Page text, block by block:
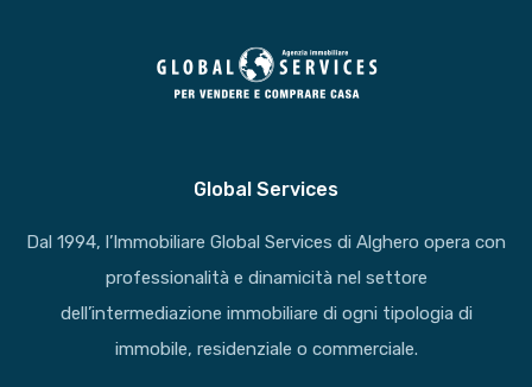
Global Services
Dal 1994, l’Immobiliare Global Services di Alghero opera con
professionalità e dinamicità nel settore
dell’intermediazione immobiliare di ogni tipologia di
immobile, residenziale o commerciale.